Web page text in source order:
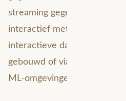
streaming gegevens
interactief met de data
interactieve dashboards die
gebouwd of via een groot
ML-omgevingen.